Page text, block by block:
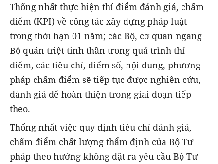
Thống nhất thực hiện thí điểm đánh giá, chấm
điểm (KPI) về công tác xây dựng pháp luật
trong thời hạn 01 năm; các Bộ, cơ quan ngang
Bộ quán triệt tinh thần trong quá trình thí
điểm, các tiêu chí, điểm số, nội dung, phương
pháp chấm điểm sẽ tiếp tục được nghiên cứu,
đánh giá để hoàn thiện trong giai đoạn tiếp
theo.
Thống nhất việc quy định tiêu chí đánh giá,
chấm điểm chất lượng thẩm định của Bộ Tư
pháp theo hướng không đặt ra yêu cầu Bộ Tư